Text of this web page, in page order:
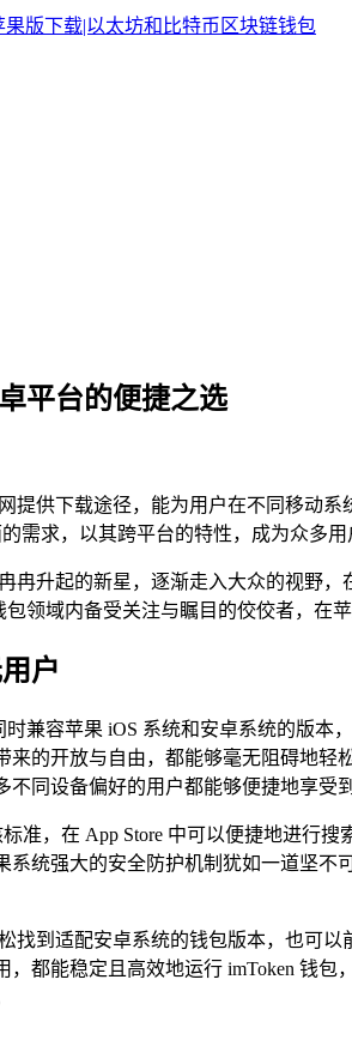
平台的便捷之选
供下载途径，能为用户在不同移动
需求，以其跨平台的特性，成为众多用
冉升起的新星，逐渐走入大众的视野
领域内备受关注与瞩目的佼佼者，在
户
兼容苹果 iOS 系统和安卓系统的版
的开放与自由，都能够毫无阻碍地轻
同设备偏好的用户都能够便捷地享受
准，在 App Store 中可以便捷地进行
统强大的安全防护机制犹如一道坚
到适配安卓系统的钱包版本，也可
都能稳定且高效地运行 imToken 钱